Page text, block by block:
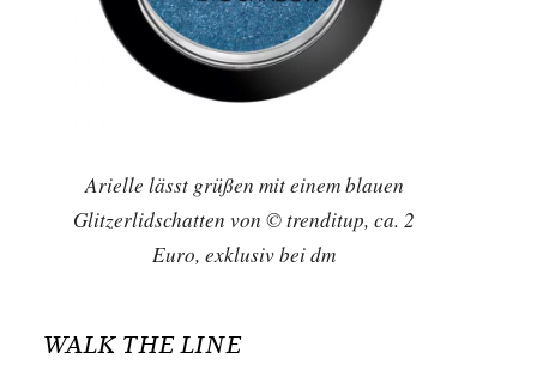
Arielle lässt grüßen mit einem blauen
Glitzerlidschatten von © trenditup, ca. 2
Euro, exklusiv bei dm
WALK THE LINE